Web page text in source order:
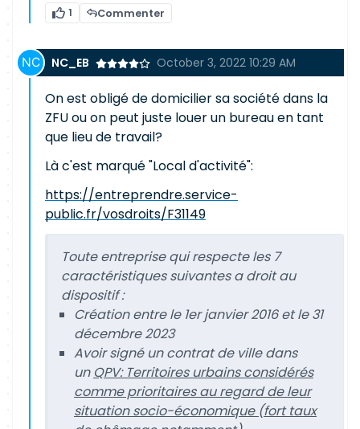
1 Commenter
NC_EB October 3, 2022 10:29 AM
On est obligé de domicilier sa société dans la
ZFU ou on peut juste louer un bureau en tant
que lieu de travail?
Là c'est marqué "Local d'activité":
https://entreprendre.service-
public.fr/vosdroits/F31149
Toute entreprise qui respecte les 7
caractéristiques suivantes a droit au
dispositif :
Création entre le 1er janvier 2016 et le 31
décembre 2023
Avoir signé un contrat de ville dans
un QPV: Territoires urbains considérés
comme prioritaires au regard de leur
situation socio-économique (fort taux